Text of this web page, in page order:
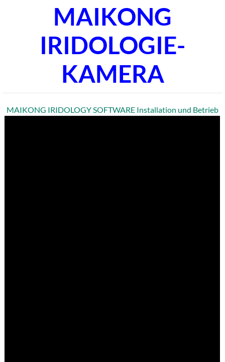
MAIKONG
IRIDOLOGIE-
KAMERA
MAIKONG IRIDOLOGY SOFTWARE Installation und Betrieb